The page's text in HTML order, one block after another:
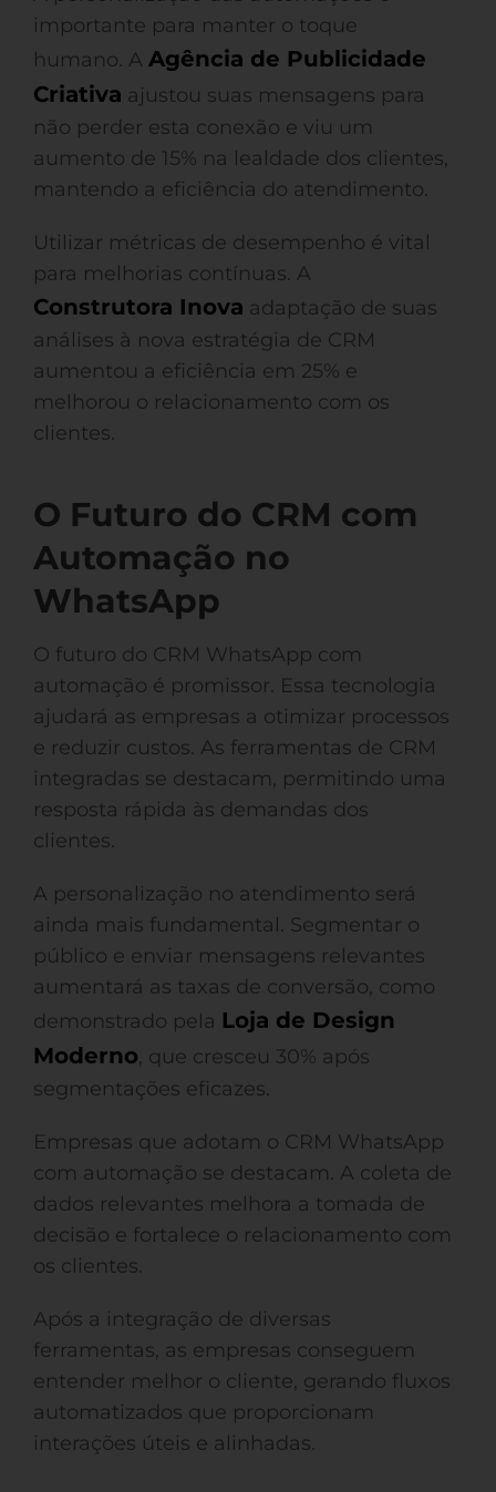
importante para manter o toque
humano. A Agência de Publicidade
Criativa ajustou suas mensagens para
não perder esta conexão e viu um
aumento de 15% na lealdade dos clientes,
mantendo a eficiência do atendimento.
Utilizar métricas de desempenho é vital
para melhorias contínuas. A
Construtora Inova adaptação de suas
análises à nova estratégia de CRM
aumentou a eficiência em 25% e
melhorou o relacionamento com os
clientes.
O Futuro do CRM com
Automação no
WhatsApp
O futuro do CRM WhatsApp com
automação é promissor. Essa tecnologia
ajudará as empresas a otimizar processos
e reduzir custos. As ferramentas de CRM
integradas se destacam, permitindo uma
resposta rápida às demandas dos
clientes.
A personalização no atendimento será
ainda mais fundamental. Segmentar o
público e enviar mensagens relevantes
aumentará as taxas de conversão, como
demonstrado pela Loja de Design
Moderno, que cresceu 30% após
segmentações eficazes.
Empresas que adotam o CRM WhatsApp
com automação se destacam. A coleta de
dados relevantes melhora a tomada de
decisão e fortalece o relacionamento com
os clientes.
Após a integração de diversas
ferramentas, as empresas conseguem
entender melhor o cliente, gerando fluxos
automatizados que proporcionam
interações úteis e alinhadas.